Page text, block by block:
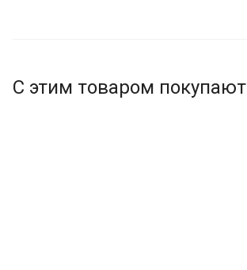
С этим товаром покупают